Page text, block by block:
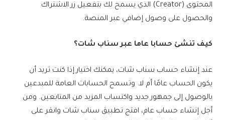
المحتوى (Creator) الذي يسمح لك بتفعيل زر الاشتراك
والحصول على وصول إضافي عبر المنصة.
كيف تنشئ حسابا عاما عبر سناب شات؟
عند إنشاء حساب سناب شات، يمكنك اختيار إذا كنت تريد أن
يكون الحساب عامًا أم لا. وتسمح الحسابات العامة للمبدعين
بالوصول إلى جمهور جديد واكتساب المزيد من المتابعين. ومن
أجل إنشاء حساب عام، افتح تطبيق سناب شات وانقر على